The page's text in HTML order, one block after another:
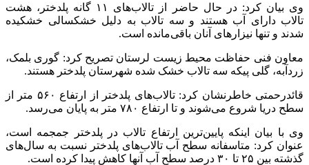
وی بیان کرد: در حال حاضر از تالاب‌های ۱۱ گانه پلدختر، هشت
تالاب دارای آب هستند و سه تالاب به دلیل خشکسالی خشکیده
شدند و تنها نیزارهای آنان باقی‌مانده است.
معاون فنی حفاظت محیط زیست لرستان تصریح کرد: گوری بلمک،
زردآبه، گلی پیکه سه تالاب خشک شده شهرستان پلدختر هستند.
قائدرحمتی خاطرنشان کرد: تالاب‌های پلدختر از ارتفاع ۵۶۰ متر از
سطح دریا شروع می‌شوند و تا ارتفاع ۷۸۰ متر به پایان می‌رسد.
وی با بیان اینکه پایین‌ترین ارتفاع تالاب در پلدختر جمجمه است،
عنوان کرد: متاسفانه سطح آب تالاب‌های پلدختر نسبت به سال‌های
گذشته بین ۲۵ تا ۳۰ درصد سطح آب آنها کاهش پیدا کرده است.